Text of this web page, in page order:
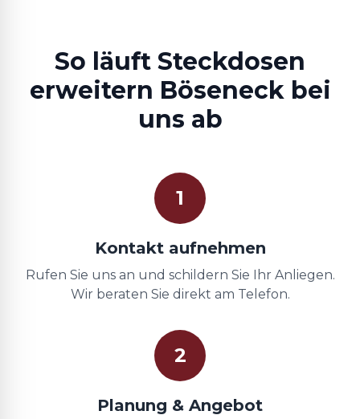
So läuft Steckdosen
erweitern Böseneck bei
uns ab
1
Kontakt aufnehmen
Rufen Sie uns an und schildern Sie Ihr Anliegen.
Wir beraten Sie direkt am Telefon.
2
Planung & Angebot